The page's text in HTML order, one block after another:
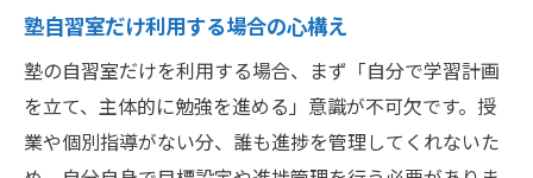
塾自習室だけ利用する場合の心構え
塾の自習室だけを利用する場合、まず「自分で学習計画
を立て、主体的に勉強を進める」意識が不可欠です。授
業や個別指導がない分、誰も進捗を管理してくれないた